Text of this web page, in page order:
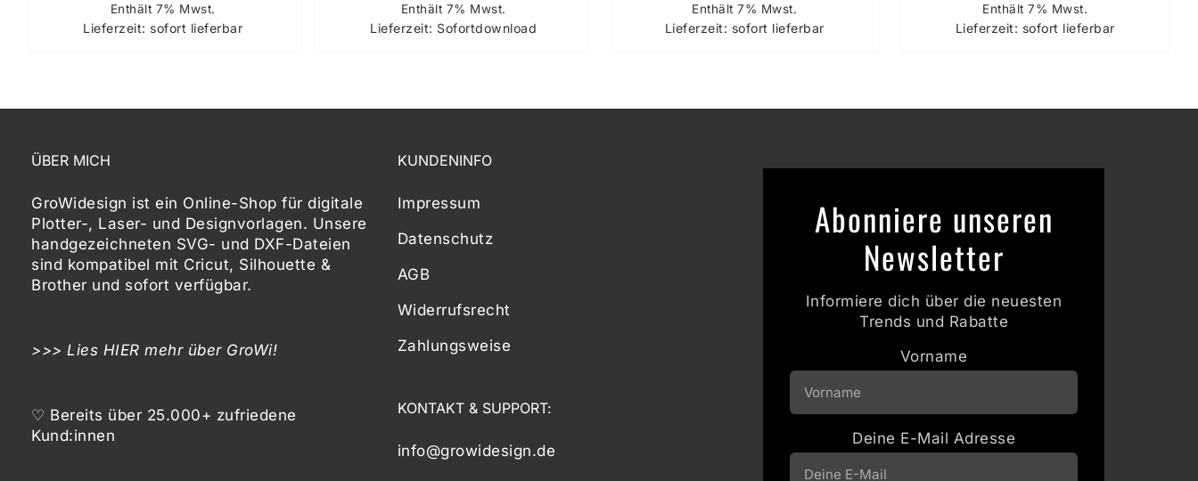
Enthält 7% Mwst.
Lieferzeit: sofort lieferbar
Enthält 7% Mwst.
Lieferzeit: Sofortdownload
Enthält 7% Mwst.
Lieferzeit: sofort lieferbar
Enthält 7% Mwst.
Lieferzeit: sofort lieferbar
ÜBER MICH
GroWidesign ist ein Online-Shop für digitale
Plotter-, Laser- und Designvorlagen. Unsere
handgezeichneten SVG- und DXF-Dateien
sind kompatibel mit Cricut, Silhouette &
Brother und sofort verfügbar.
>>> Lies HIER mehr über GroWi!
♡ Bereits über 25.000+ zufriedene
Kund:innen
KUNDENINFO
Impressum
Datenschutz
AGB
Widerrufsrecht
Zahlungsweise
KONTAKT & SUPPORT:
info@growidesign.de
Abonniere unseren
Newsletter
Informiere dich über die neuesten
Trends und Rabatte
Vorname
Deine E-Mail Adresse